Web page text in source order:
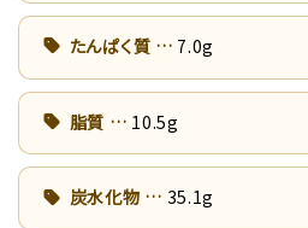
たんぱく質 7.0g
脂質 10.5g
炭水化物 35.1g